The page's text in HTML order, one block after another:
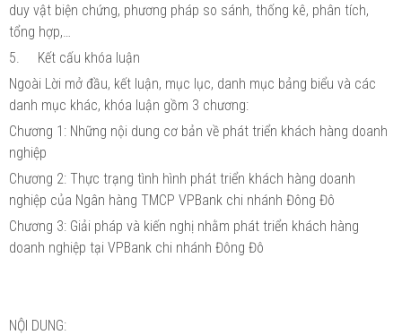
duy vật biện chứng, phương pháp so sánh, thống kê, phân tích,
tổng hợp,…
5.
Kết cấu khóa luận
Ngoài Lời mở đầu, kết luận, mục lục, danh mục bảng biểu và các
danh mục khác, khóa luận gồm 3 chương:
Chương 1: Những nội dung cơ bản về phát triển khách hàng doanh
nghiệp
Chương 2: Thực trạng tình hình phát triển khách hàng doanh
nghiệp của Ngân hàng TMCP VPBank chi nhánh Đông Đô
Chương 3: Giải pháp và kiến nghị nhằm phát triển khách hàng
doanh nghiệp tại VPBank chi nhánh Đông Đô
NỘI DUNG: